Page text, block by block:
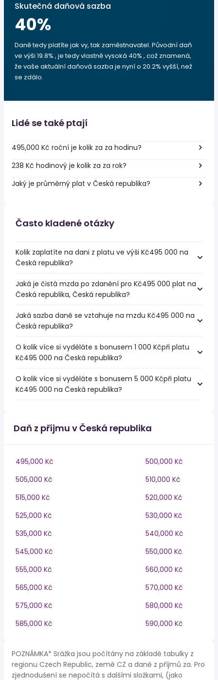
Skutečná daňová sazba
40%
Daně tedy platíte jak vy, tak zaměstnavatel. Původní daň
ve výši 19.8% , je tedy vlastně vysoká 40% , což znamená,
že vaše aktuální daňová sazba je nyní o 20.2% vyšší, než
se zdálo.
Lidé se také ptají
495,000 Kč roční je kolik za za hodinu?
238 Kč hodinový je kolik za za rok?
Jaký je průměrný plat v Česká republika?
Často kladené otázky
Kolik zaplatíte na dani z platu ve výši Kč495 000 na
Česká republika?
Jaká je čistá mzda po zdanění pro Kč495 000 plat na
Česká republika, Česká republika?
Jaká sazba daně se vztahuje na mzdu Kč495 000 na
Česká republika?
O kolik více si vyděláte s bonusem 1 000 Kčpři platu
Kč495 000 na Česká republika?
O kolik více si vyděláte s bonusem 5 000 Kčpři platu
Kč495 000 na Česká republika?
Daň z příjmu v Česká republika
495,000 Kč
500,000 Kč
505,000 Kč
510,000 Kč
515,000 Kč
520,000 Kč
525,000 Kč
530,000 Kč
535,000 Kč
540,000 Kč
545,000 Kč
550,000 Kč
555,000 Kč
560,000 Kč
565,000 Kč
570,000 Kč
575,000 Kč
580,000 Kč
585,000 Kč
590,000 Kč
POZNÁMKA* Srážka jsou počítány na základě tabulky z
regionu Czech Republic, země CZ a daně z příjmů za. Pro
zjednodušení se nepočítá s dalšími složkami, (jako